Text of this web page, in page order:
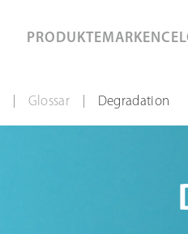
PRODUKTEMARKEN
Glossar Degradation